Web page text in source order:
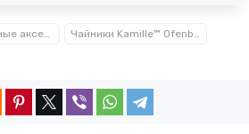
Посуда, кухонные аксессуары и принадлежности TM Kamille TM Ofenbach Чайники Kamille™ Ofenbach™